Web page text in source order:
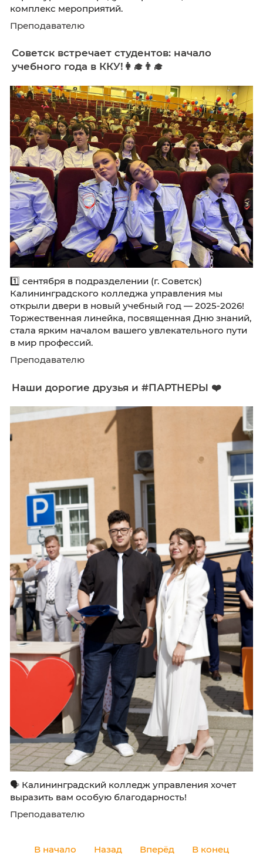
взрослую жизнь в колледже может быть
эмоционально сложным. Поэтому для
комплекс мероприятий.
Преподавателю
Советск встречает студентов: начало
учебного года в ККУ!👩‍🎓👨‍🎓
1️⃣ сентября в подразделении (г. Советск)
Калининградского колледжа управления
открыли двери в новый учебный год —
Торжественная линейка, посвященная Дню
стала ярким началом вашего
в мир профессий.
Преподавателю
Наши дорогие друзья и #ПАРТНЕРЫ ❤️